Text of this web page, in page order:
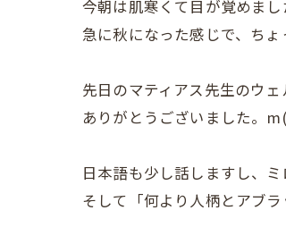
今朝は肌寒くて目が覚めまし
急に秋になった感じで、ちょ
先日のマティアス先生のウ
ありがとうございました。
日本語も少し話しますし、
そして「何より人柄とアブラ